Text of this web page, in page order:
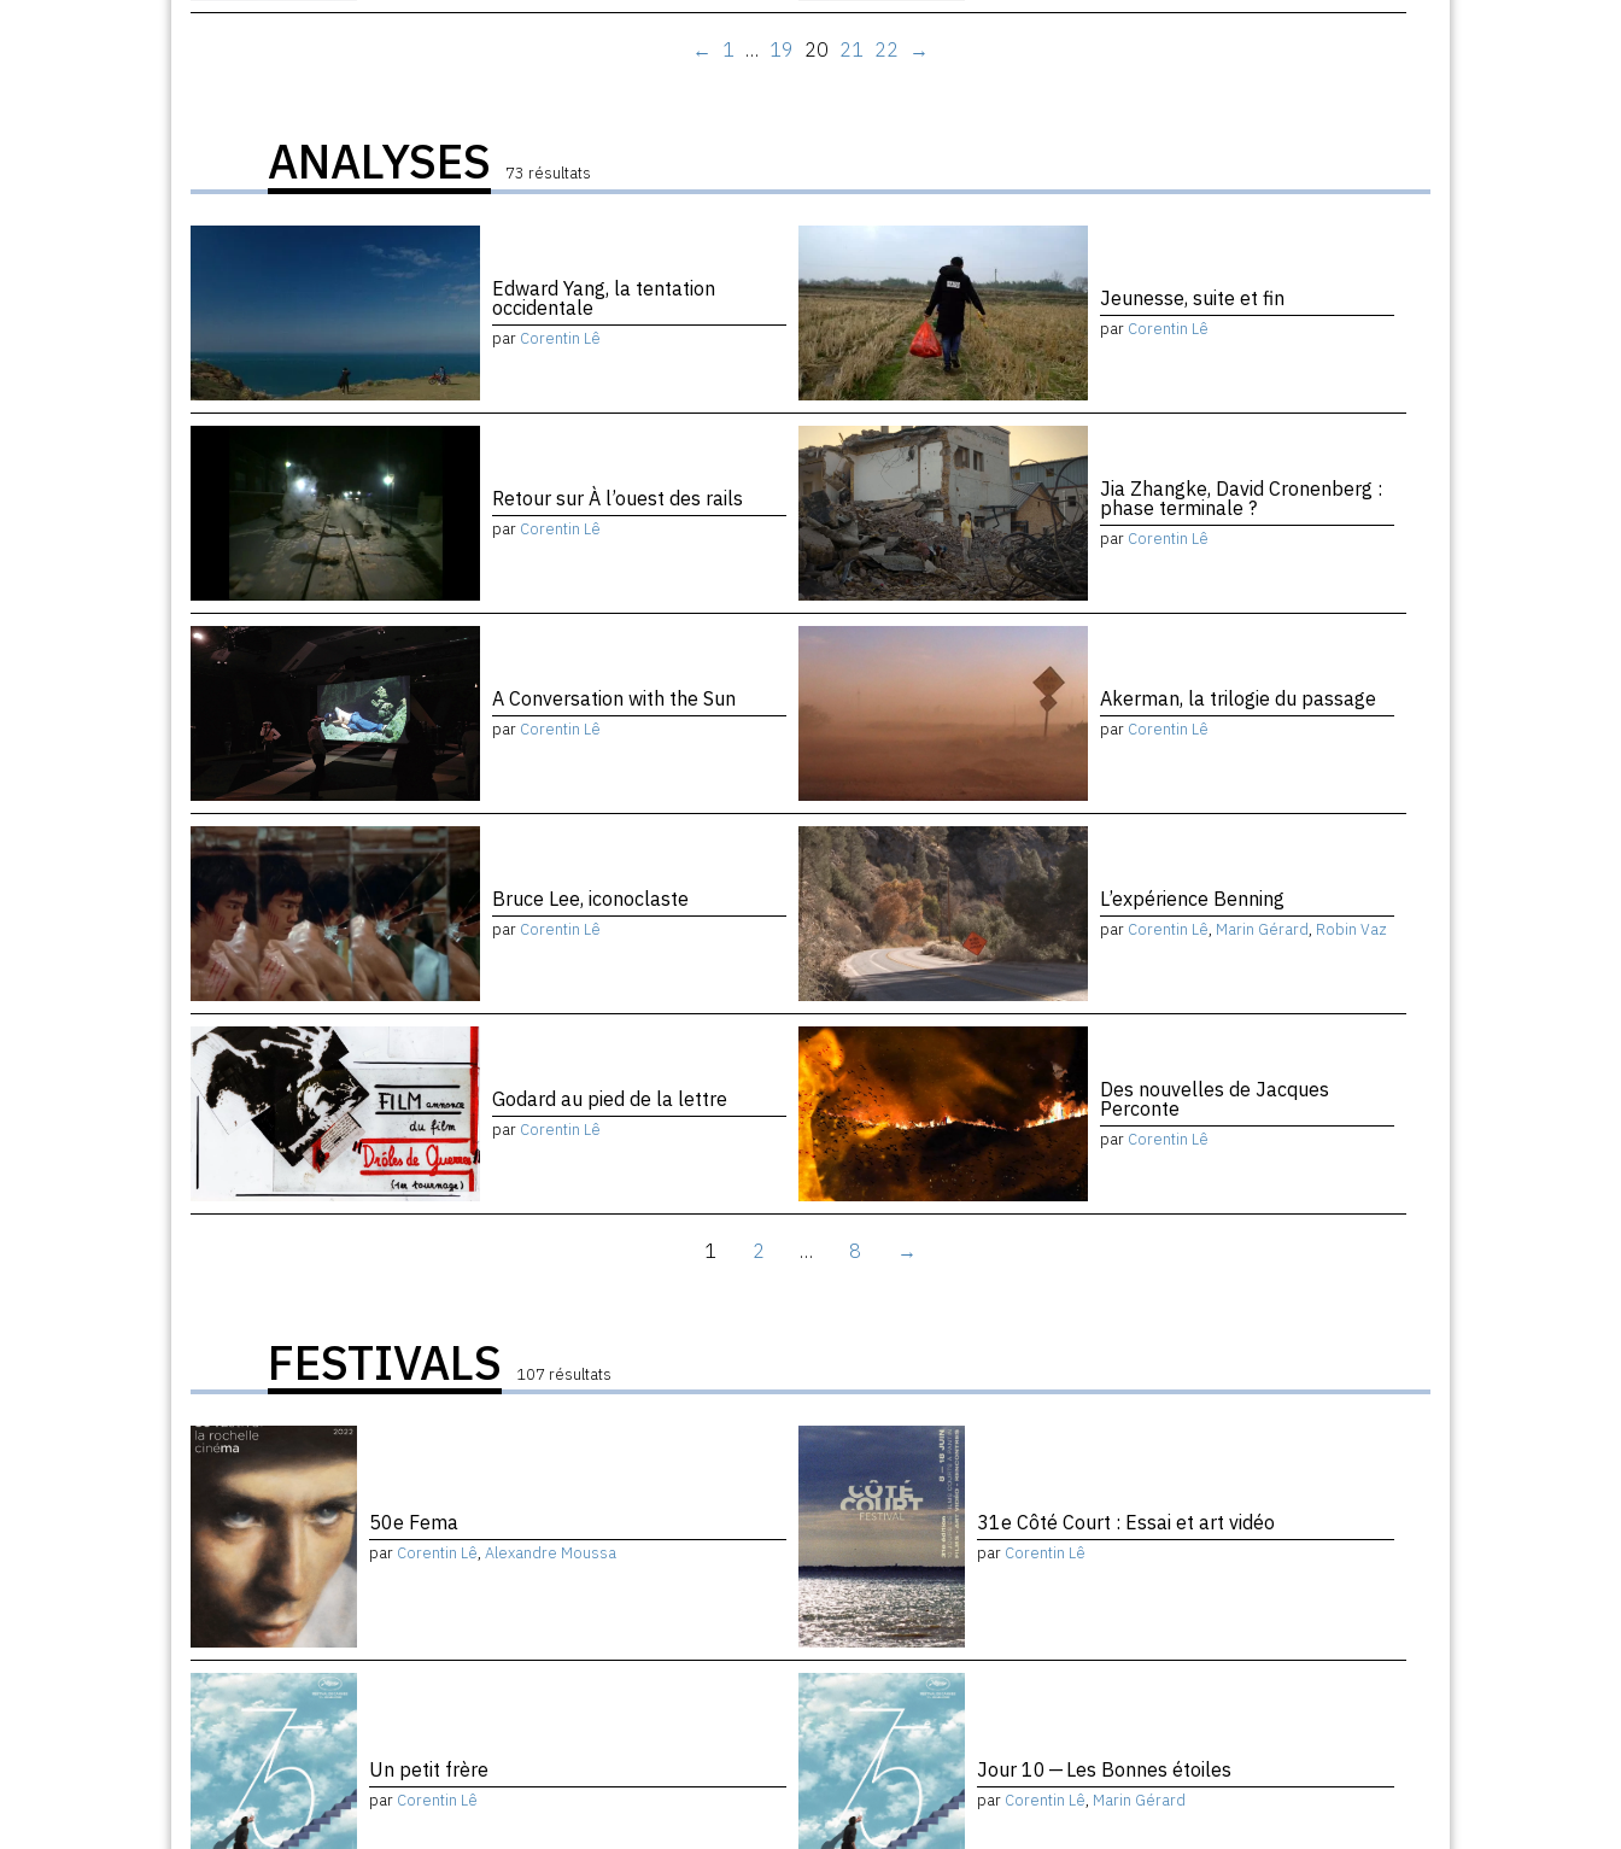
← 1 … 19 20 21 22 →
ANALYSES 73 résultats
Edward Yang, la tentation
occidentale
par Corentin Lê
Jeunesse, suite et fin
par Corentin Lê
Retour sur À l’ouest des rails
par Corentin Lê
Jia Zhangke, David Cronenberg :
phase terminale ?
par Corentin Lê
A Conversation with the Sun
par Corentin Lê
Akerman, la trilogie du passage
par Corentin Lê
Bruce Lee, iconoclaste
par Corentin Lê
L’expérience Benning
par Corentin Lê, Marin Gérard, Robin Vaz
Godard au pied de la lettre
par Corentin Lê
Des nouvelles de Jacques
Perconte
par Corentin Lê
1 2 … 8 →
FESTIVALS 107 résultats
50e Fema
par Corentin Lê,Alexandre Moussa
31e Côté Court : Essai et art vidéo
par Corentin Lê
Un petit frère
par Corentin Lê
Jour 10 — Les Bonnes étoiles
par Corentin Lê, Marin Gérard